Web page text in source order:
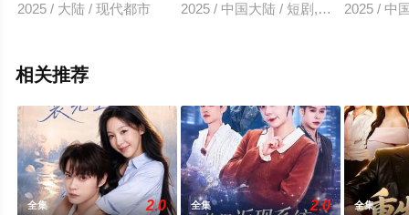
2025 / 大陆 / 现代都市 2025 / 中国大陆 / 短剧,年代穿越2025 / 中
相关推荐
全集 2.0 全集 2.0 全集